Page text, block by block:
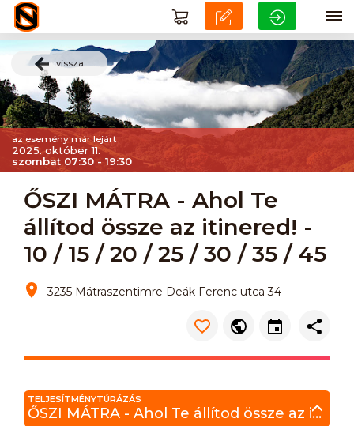
vissza
az esemény már lejárt
2025. október 11.
szombat 07:30 - 19:30
ŐSZI MÁTRA - Ahol Te
állítod össze az itinered! -
10 / 15 / 20 / 25 / 30 / 35 / 45
3235 Mátraszentimre Deák Ferenc utca 34
TELJESÍTMÉNYTÚRÁZÁS
ŐSZI MÁTRA - Ahol Te állítod össze az itinered! 10